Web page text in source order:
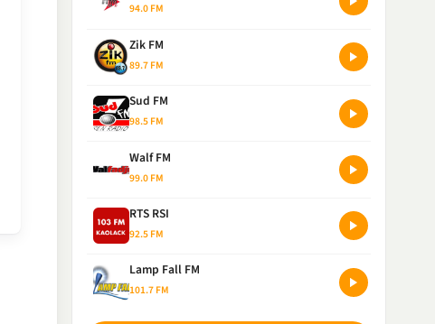
94.0 FM
Zik FM
89.7 FM
Sud FM
98.5 FM
Walf FM
99.0 FM
RTS RSI
92.5 FM
Lamp Fall FM
101.7 FM